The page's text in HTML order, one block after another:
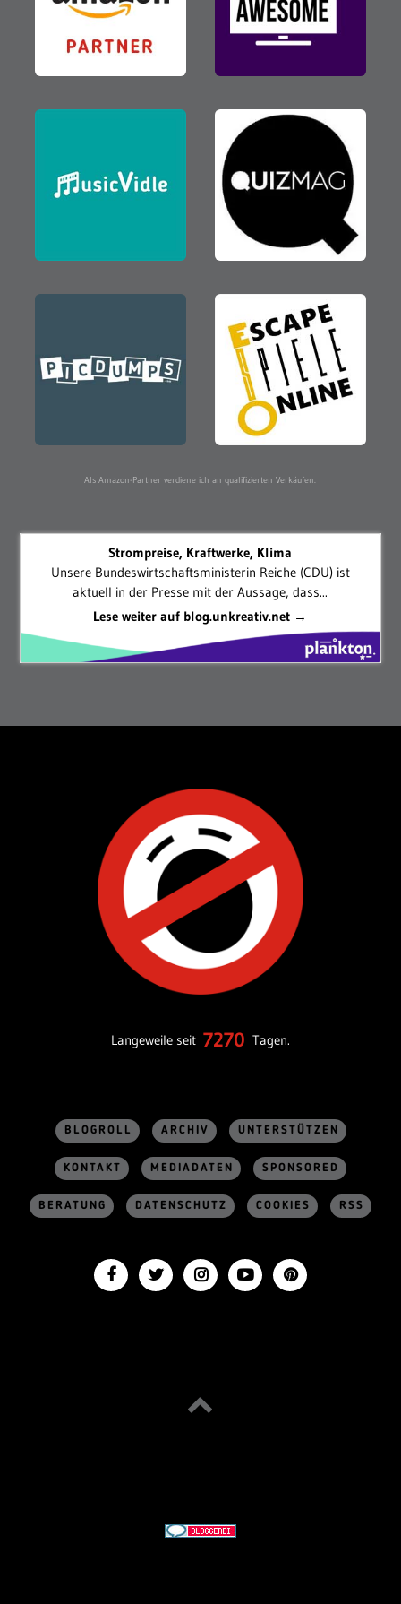
Als Amazon-Partner verdiene ich an qualifizierten Verkäufen.
Strompreise, Kraftwerke, Klima
Unsere Bundeswirtschaftsministerin Reiche (CDU) ist
aktuell in der Presse mit der Aussage, dass...
Lese weiter auf blog.unkreativ.net →
Langeweile seit 7270 Tagen.
BLOGROLL ARCHIV UNTERSTÜTZEN
KONTAKT MEDIADATEN SPONSORED
BERATUNG DATENSCHUTZ COOKIES RSS